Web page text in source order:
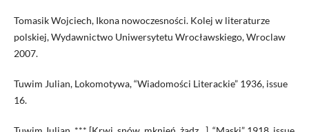
Tomasik Wojciech, Ikona nowoczesności. Kolej w literaturze
polskiej, Wydawnictwo Uniwersytetu Wrocławskiego, Wroclaw
2007.
Tuwim Julian, Lokomotywa, “Wiadomości Literackie” 1936, issue
16.